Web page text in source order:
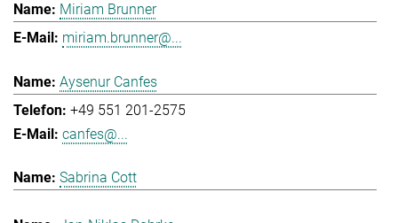
Miriam Brunner
miriam.brunner@...
Aysenur Canfes
+49 551 201-2575
canfes@...
Sabrina Cott